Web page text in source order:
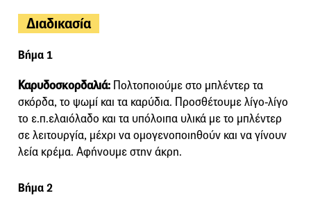
Διαδικασία
Βήμα 1
Καρυδοσκορδαλιά: Πολτοποιούμε στο μπλέντερ τα
σκόρδα, το ψωμί και τα καρύδια. Προσθέτουμε λίγο-λίγο
το ε.π.ελαιόλαδο και τα υπόλοιπα υλικά με το μπλέντερ
σε λειτουργία, μέχρι να ομογενοποιηθούν και να γίνουν
λεία κρέμα. Αφήνουμε στην άκρη.
Βήμα 2